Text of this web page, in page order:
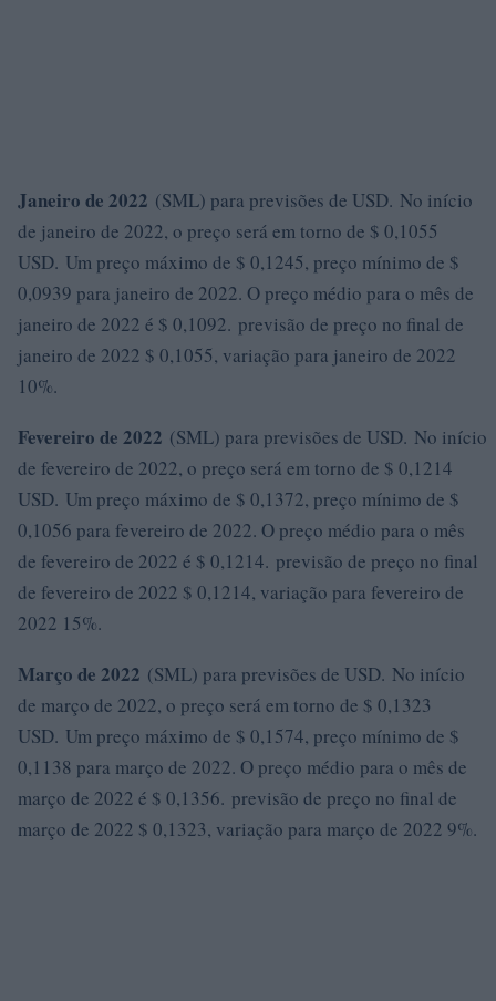
Janeiro de 2022 (SML) para previsões de USD. No início
de janeiro de 2022, o preço será em torno de $ 0,1055
USD. Um preço máximo de $ 0,1245, preço mínimo de $
0,0939 para janeiro de 2022. O preço médio para o mês de
janeiro de 2022 é $ 0,1092. previsão de preço no final de
janeiro de 2022 $ 0,1055, variação para janeiro de 2022
10%.
Fevereiro de 2022 (SML) para previsões de USD. No início
de fevereiro de 2022, o preço será em torno de $ 0,1214
USD. Um preço máximo de $ 0,1372, preço mínimo de $
0,1056 para fevereiro de 2022. O preço médio para o mês
de fevereiro de 2022 é $ 0,1214. previsão de preço no final
de fevereiro de 2022 $ 0,1214, variação para fevereiro de
2022 15%.
Março de 2022 (SML) para previsões de USD. No início
de março de 2022, o preço será em torno de $ 0,1323
USD. Um preço máximo de $ 0,1574, preço mínimo de $
0,1138 para março de 2022. O preço médio para o mês de
março de 2022 é $ 0,1356. previsão de preço no final de
março de 2022 $ 0,1323, variação para março de 2022 9%.